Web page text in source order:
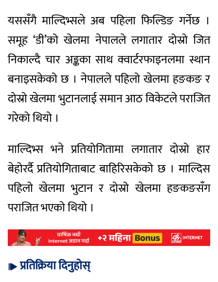
यससँगै माल्दिभ्सले अब पहिला फिल्डिङ गर्नेछ ।
समूह ‘डी’को खेलमा नेपालले लगातार दोस्रो जित
निकाल्दै चार अङ्कका साथ क्वार्टरफाइनलमा स्थान
बनाइसकेको छ । नेपालले पहिलो खेलमा हङकङ र
दोस्रो खेलमा भुटानलाई समान आठ विकेटले पराजित
गरेको थियो ।
माल्दिभ्स भने प्रतियोगितामा लगातार दोस्रो हार
बेहोरर्दै प्रतियोगिताबाट बाहिरिसकेको छ । माल्दिस
पहिलो खेलमा भुटान र दोस्रो खेलमा हङकङसँग
पराजित भएको थियो ।
प्रतिक्रिया दिनुहोस्